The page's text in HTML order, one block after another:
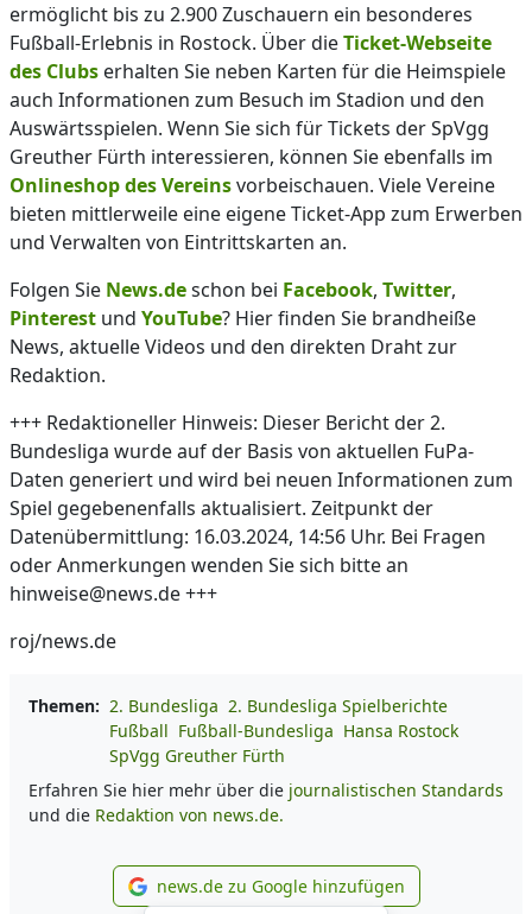
ermöglicht bis zu 2.900 Zuschauern ein besonderes
Fußball-Erlebnis in Rostock. Über dieTicket-Webseite
des Clubs erhalten Sie neben Karten für die Heimspiele
auch Informationen zum Besuch im Stadion und den
Auswärtsspielen. Wenn Sie sich für Tickets der SpVgg
Greuther Fürth interessieren, können Sie ebenfalls im
Onlineshop des Vereinsvorbeischauen. Viele Vereine
bieten mittlerweile eine eigene Ticket-App zum Erwerben
und Verwalten von Eintrittskarten an.
Folgen Sie News.deschon bei Facebook, Twitter,
Pinterest und YouTube? Hier finden Sie brandheiße
News, aktuelle Videos und den direkten Draht zur
Redaktion.
+++ Redaktioneller Hinweis: Dieser Bericht der 2.
Bundesliga wurde auf der Basis von aktuellen FuPa-
Daten generiert und wird bei neuen Informationen zum
Spiel gegebenenfalls aktualisiert. Zeitpunkt der
Datenübermittlung: 16.03.2024, 14:56 Uhr. Bei Fragen
oder Anmerkungen wenden Sie sich bitte an
hinweise@news.de +++
roj/news.de
Themen: 2. Bundesliga 2. Bundesliga Spielberichte
Fußball Fußball-Bundesliga Hansa Rostock
SpVgg Greuther Fürth
Erfahren Sie hier mehr über die journalistischen Standards
und die Redaktion von news.de.
news.de zu Google
news.de zu Google hinzufügen